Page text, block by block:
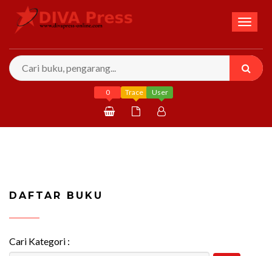
0 Trace User
DAFTAR BUKU
Cari Kategori :